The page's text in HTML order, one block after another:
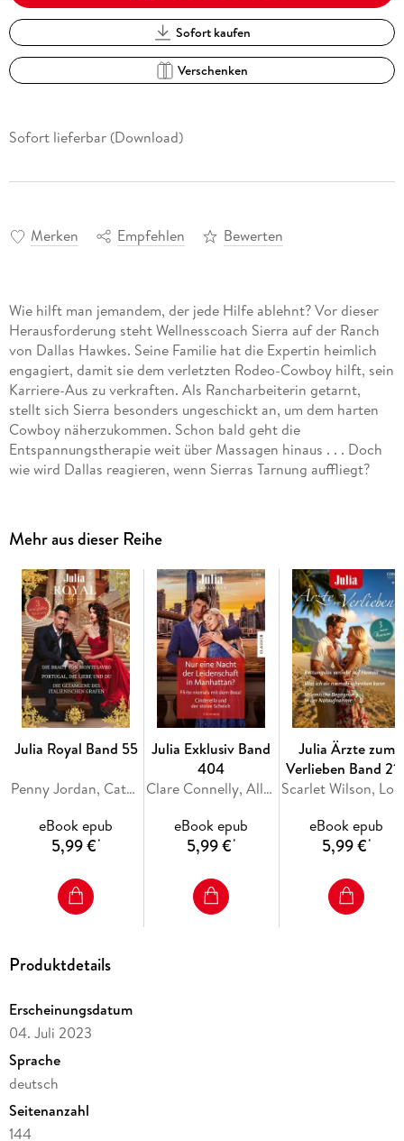
Sofort kaufen
Verschenken
Sofort lieferbar (Download)
Merken Empfehlen Bewerten
Wie hilft man jemandem, der jede Hilfe ablehnt? Vor dieser
Herausforderung steht Wellnesscoach Sierra auf der Ranch
von Dallas Hawkes. Seine Familie hat die Expertin heimlich
engagiert, damit sie dem verletzten Rodeo-Cowboy hilft, sein
Karriere-Aus zu verkraften. Als Rancharbeiterin getarnt,
stellt sich Sierra besonders ungeschickt an, um dem harten
Cowboy näherzukommen. Schon bald geht die
Entspannungstherapie weit über Massagen hinaus . . . Doch
wie wird Dallas reagieren, wenn Sierras Tarnung auffliegt?
Mehr aus dieser Reihe
Julia Royal Band 55
Penny Jordan, Catherine George, Sara Craven
eBook epub
5,99 €*
Julia Exklusiv Band
404
Clare Connelly, Ally Blake, Maya Blake
eBook epub
5,99 €*
Julia Ärzte zum
Verlieben Band
eBook epub
5,99 €*
Produktdetails
Erscheinungsdatum
04. Juli 2023
Sprache
deutsch
Seitenanzahl
144